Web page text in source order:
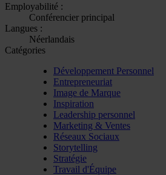
Employabilité :
Conférencier principal
Langues :
Néerlandais
Catégories
Développement Personnel
Entrepreneuriat
Image de Marque
Inspiration
Leadership personnel
Marketing & Ventes
Réseaux Sociaux
Storytelling
Stratégie
Travail d'Équipe